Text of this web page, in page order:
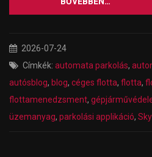
2026-07-24
Címkék: automata parkolás,
autósblog, blog, céges flotta, flotta,
flottamenedzsment,
üzemanyag, parkolási applikáció,